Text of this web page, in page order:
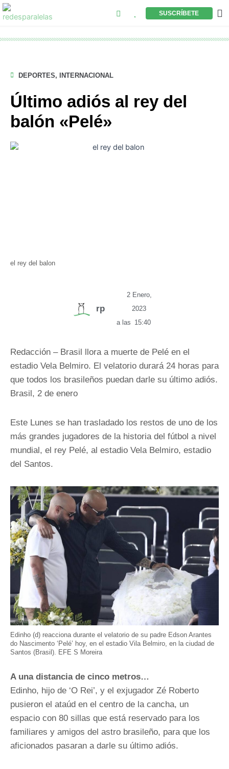
Ir
al
BuscarSUSCRÍBETE
DEPORTES, INTERNACIONAL
Último adiós al rey del
balón «Pelé»
el rey del balon
rp
2 Enero,
2023
a las 15:40
Redacción – Brasil llora a muerte de Pelé en el
estadio Vela Belmiro. El velatorio durará 24 horas para
que todos los brasileños puedan darle su último adiós.
Brasil, 2 de enero
Este Lunes se han trasladado los restos de uno de los
más grandes jugadores de la historia del fútbol a nivel
mundial, el rey Pelé, al estadio Vela Belmiro, estadio
del Santos.
Edinho (d) reacciona durante el velatorio de su padre Edson Arantes
do Nascimento ‘Pelé’ hoy, en el estadio Vila Belmiro, en la ciudad de
Santos (Brasil). EFE S Moreira
A una distancia de cinco metros…
Edinho, hijo de ‘O Rei’, y el exjugador Zé Roberto
pusieron el ataúd en el centro de la cancha, un
espacio con 80 sillas que está reservado para los
familiares y amigos del astro brasileño, para que los
aficionados pasaran a darle su último adiós.